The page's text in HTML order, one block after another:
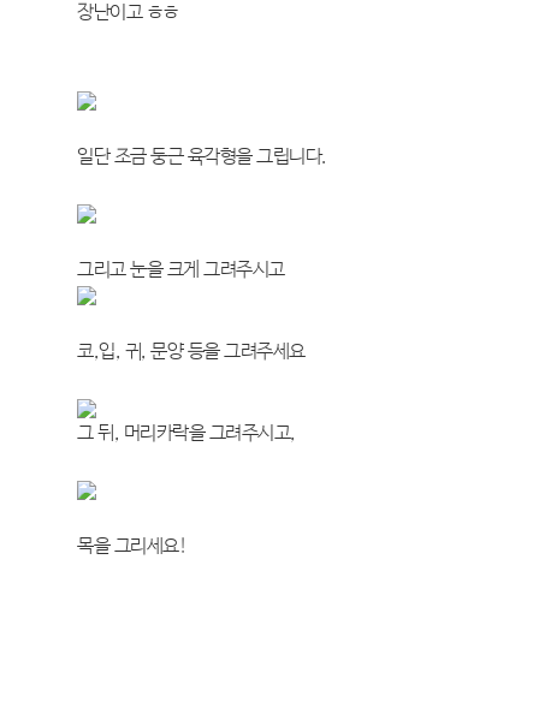
장난이고 ㅎㅎ
일단 조금 둥근 육각형을 그립니다.
그리고 눈을 크게 그려주시고
코,입, 귀, 문양 등을 그려주세요
그 뒤, 머리카락을 그려주시고,
목을 그리세요!